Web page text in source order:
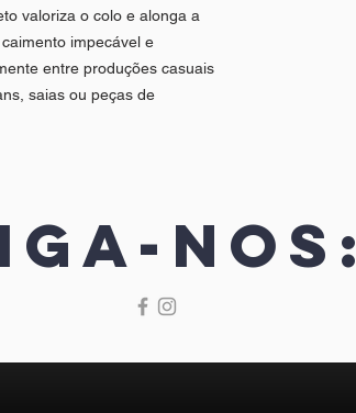
valoriza o colo e alonga a
impecável e
entre produções casuais
saias ou peças de
nos: